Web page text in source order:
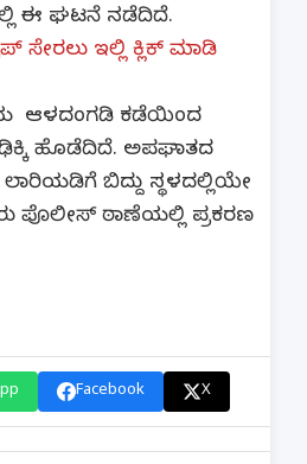
ಈ ಘಟನೆ ನಡೆದಿದೆ.
ಸೇರಲು ಇಲ್ಲಿ ಕ್ಲಿಕ್ ಮಾಡಿ
ಆಳದಂಗಡಿ ಕಡೆಯಿಂದ
ಢಿಕ್ಕಿ ಹೊಡೆದಿದೆ. ಅಪಘಾತದ
ಬಿದ್ದು ಸ್ಥಳದಲ್ಲಿಯೇ
ಪೊಲೀಸ್ ಠಾಣೆಯಲ್ಲಿ ಪ್ರಕರಣ
Facebook X